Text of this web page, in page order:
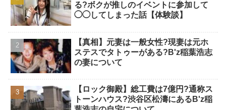
る?ボクが推しのイベントに参加して
◯◯してしまった話【体験談】
【真相】元妻は一般女性?現妻は元ホ
ステスでタトゥーがある?B'z稲葉浩志
の妻について
【ロック御殿】総工費は7億円?通称ス
トーンハウス?渋谷区松濤にあるB'z稲